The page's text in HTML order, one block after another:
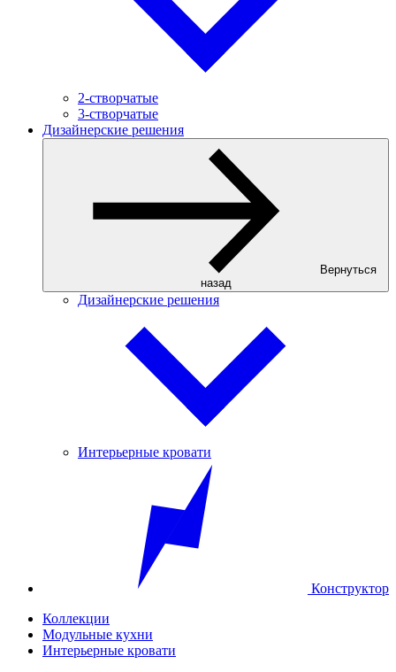
2-створчатые
3-створчатые
Дизайнерские решения
Вернуться
назад
Дизайнерские решения
Интерьерные кровати
Конструктор
Коллекции
Модульные кухни
Интерьерные кровати